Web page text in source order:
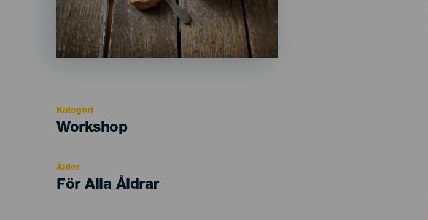
Kategori
Categoría
Workshop
Ålder
Edad
För Alla Åldrar